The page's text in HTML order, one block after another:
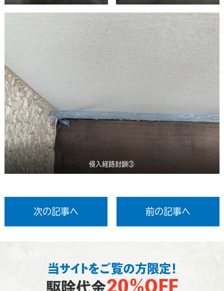
侵入経路封鎖③
次の記事へ 前の記事へ
当サイトをご覧の方限定！
駆除代金20％OFF